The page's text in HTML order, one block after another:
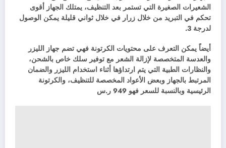
الشعيرات الصغيرة التي تستمر بعد التنظيف، يمتلك الجهاز أقوى
تحكم في التبريد من خلال زرار في خلال ثواني قليلة يمكن الوصول
لدرجة 3.
أيضاً يمكن التعرف على محتويات الكرتونة فهي تضم جهاز الليزر
والعدسة المتخصصة لإزالة الشعر مع توفير سلك خاص بالشحن،
والنظارات الطبية التي يتم ارتداؤها أثناء استخدام الليزر والضمان
المرتبط بالجهاز وبعض الأعواد المخصصة للتنظيف، والكرتونة
الرئيسية وبالنسبة للسعر فهو 949 ر.س